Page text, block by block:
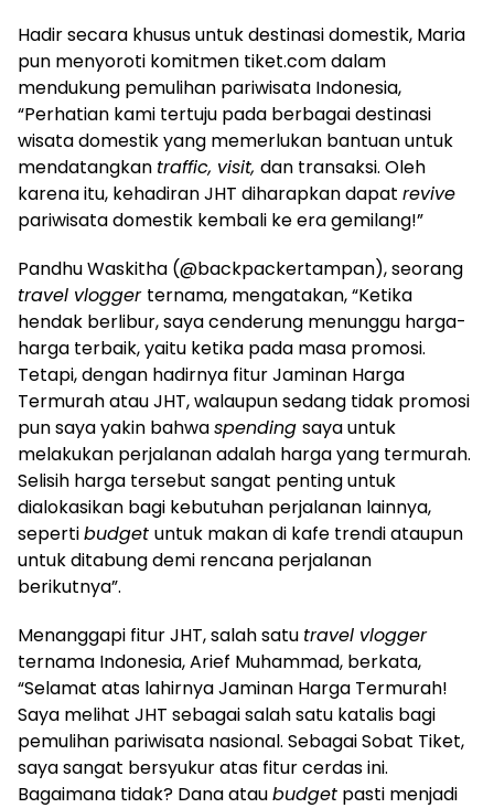
Hadir secara khusus untuk destinasi domestik, Maria
pun menyoroti komitmen tiket.com dalam
mendukung pemulihan pariwisata Indonesia,
“Perhatian kami tertuju pada berbagai destinasi
wisata domestik yang memerlukan bantuan untuk
mendatangkan traffic, visit, dan transaksi. Oleh
karena itu, kehadiran JHT diharapkan dapat revive
pariwisata domestik kembali ke era gemilang!”
Pandhu Waskitha (@backpackertampan), seorang
travel vlogger ternama, mengatakan, “Ketika
hendak berlibur, saya cenderung menunggu harga-
harga terbaik, yaitu ketika pada masa promosi.
Tetapi, dengan hadirnya fitur Jaminan Harga
Termurah atau JHT, walaupun sedang tidak promosi
pun saya yakin bahwaspending saya untuk
melakukan perjalanan adalah harga yang termurah.
Selisih harga tersebut sangat penting untuk
dialokasikan bagi kebutuhan perjalanan lainnya,
sepertibudget untuk makan di kafe trendi ataupun
untuk ditabung demi rencana perjalanan
berikutnya”.
Menanggapi fitur JHT, salah satu travel vlogger
ternama Indonesia, Arief Muhammad, berkata,
“Selamat atas lahirnya Jaminan Harga Termurah!
Saya melihat JHT sebagai salah satu katalis bagi
pemulihan pariwisata nasional. Sebagai Sobat Tiket,
saya sangat bersyukur atas fitur cerdas ini.
Bagaimana tidak? Dana ataubudget pasti menjadi